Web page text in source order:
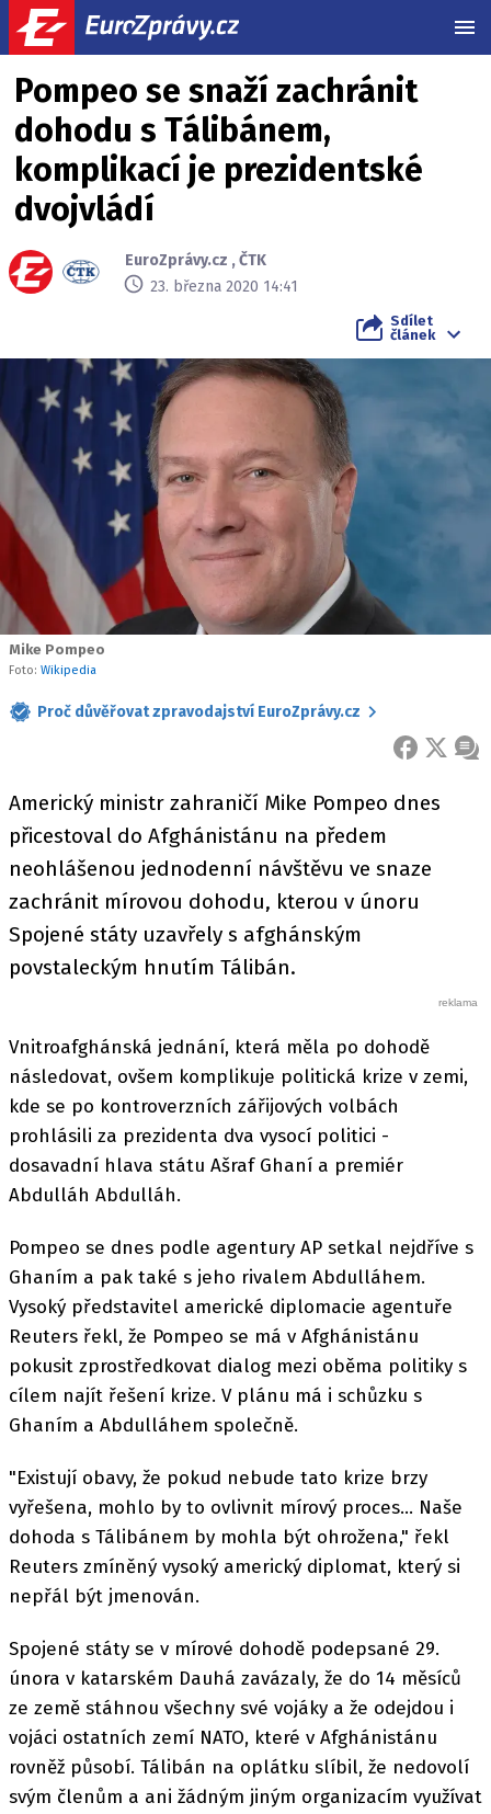
Pompeo se snaží zachránit
dohodu s Tálibánem,
komplikací je prezidentské
dvojvládí
EuroZprávy.cz ,ČTK
23. března 2020 14:41
Sdílet
článek
Mike Pompeo
Foto: Wikipedia
Proč důvěřovat zpravodajství EuroZprávy.cz
FACEBOOK
X
Americký ministr zahraničí Mike Pompeo dnes
přicestoval do Afghánistánu na předem
neohlášenou jednodenní návštěvu ve snaze
zachránit mírovou dohodu, kterou v únoru
Spojené státy uzavřely s afghánským
povstaleckým hnutím Tálibán.
Vnitroafghánská jednání, která měla po dohodě
následovat, ovšem komplikuje politická krize v zemi,
kde se po kontroverzních zářijových volbách
prohlásili za prezidenta dva vysocí politici -
dosavadní hlava státu Ašraf Ghaní a premiér
Abdulláh Abdulláh.
Pompeo se dnes podle agentury AP setkal nejdříve s
Ghaním a pak také s jeho rivalem Abdulláhem.
Vysoký představitel americké diplomacie agentuře
Reuters řekl, že Pompeo se má v Afghánistánu
pokusit zprostředkovat dialog mezi oběma politiky s
cílem najít řešení krize. V plánu má i schůzku s
Ghaním a Abdulláhem společně.
"Existují obavy, že pokud nebude tato krize brzy
vyřešena, mohlo by to ovlivnit mírový proces... Naše
dohoda s Tálibánem by mohla být ohrožena," řekl
Reuters zmíněný vysoký americký diplomat, který si
nepřál být jmenován.
Spojené státy se v mírové dohodě podepsané 29.
února v katarském Dauhá zavázaly, že do 14 měsíců
ze země stáhnou všechny své vojáky a že odejdou i
vojáci ostatních zemí NATO, které v Afghánistánu
rovněž působí. Tálibán na oplátku slíbil, že nedovolí
svým členům a ani žádným jiným organizacím využívat